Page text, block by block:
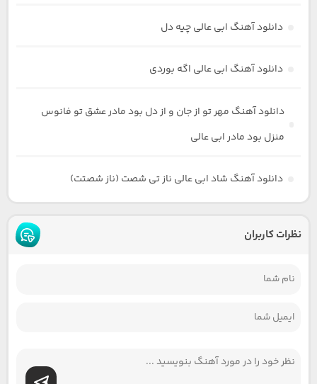
دانلود آهنگ ابی عالی چیه دل
دانلود آهنگ ابی عالی اگه بوردی
دانلود آهنگ مهر تو از جان و از دل بود مادر عشق تو فانوس
منزل بود مادر ابی عالی
دانلود آهنگ شاد ابی عالی ناز تی شصت (ناز شصتت)
نظرات کاربران